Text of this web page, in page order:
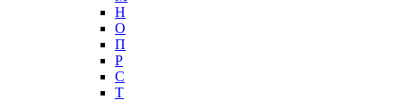
Н
О
П
Р
С
Т